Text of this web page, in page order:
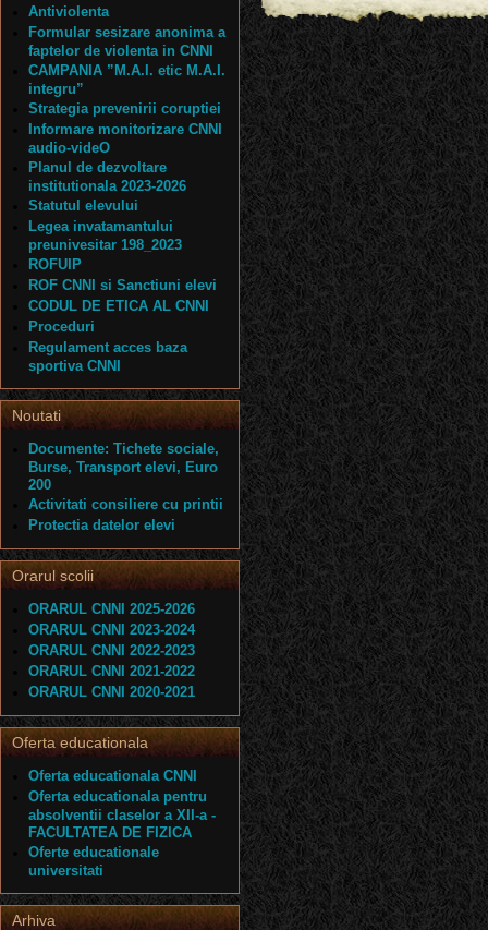
Antiviolenta
Formular sesizare anonima a
faptelor de violenta in CNNI
CAMPANIA ”M.A.I. etic M.A.I.
integru”
Strategia prevenirii coruptiei
Informare monitorizare CNNI
audio-videO
Planul de dezvoltare
institutionala 2023-2026
Statutul elevului
Legea invatamantului
preunivesitar 198_2023
ROFUIP
ROF CNNI si Sanctiuni elevi
CODUL DE ETICA AL CNNI
Proceduri
Regulament acces baza
sportiva CNNI
Noutati
Documente: Tichete sociale,
Burse, Transport elevi, Euro
200
Activitati consiliere cu printii
Protectia datelor elevi
Orarul scolii
ORARUL CNNI 2025-2026
ORARUL CNNI 2023-2024
ORARUL CNNI 2022-2023
ORARUL CNNI 2021-2022
ORARUL CNNI 2020-2021
Oferta educationala
Oferta educationala CNNI
Oferta educationala pentru
absolventii claselor a XII-a -
FACULTATEA DE FIZICA
Oferte educationale
universitati
Arhiva